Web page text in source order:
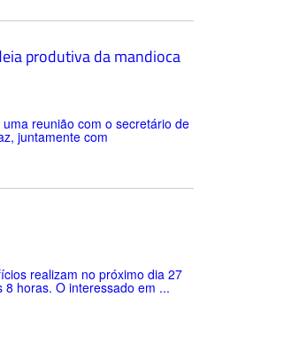
produtiva da mandioca
reunião com o secretário de
juntamente com
realizam no próximo dia 27
horas. O interessado em ...